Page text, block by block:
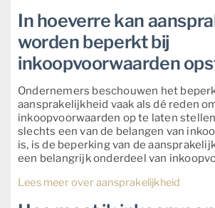
In hoeverre kan
worden beperkt bij
inkoopvoorwaarden
Ondernemers beschouwen het
aansprakelijkheid vaak als dé reden
inkoopvoorwaarden op te laten
slechts een van de belangen van
is, is de beperking van de
een belangrijk onderdeel van
Lees meer over aansprakelijkheid